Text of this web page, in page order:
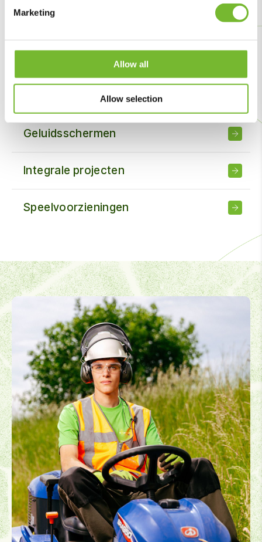
Marketing
Allow all
Allow selection
Gladheidsbestrijding
Sportveldonderhoud
Geluidsschermen
Integrale projecten
Speelvoorzieningen